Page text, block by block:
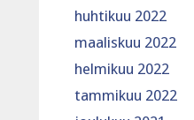
huhtikuu 2022
maaliskuu 2022
helmikuu 2022
tammikuu 2022